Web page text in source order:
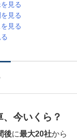
見る
見る
見る
今いくら？
後に最大20社から